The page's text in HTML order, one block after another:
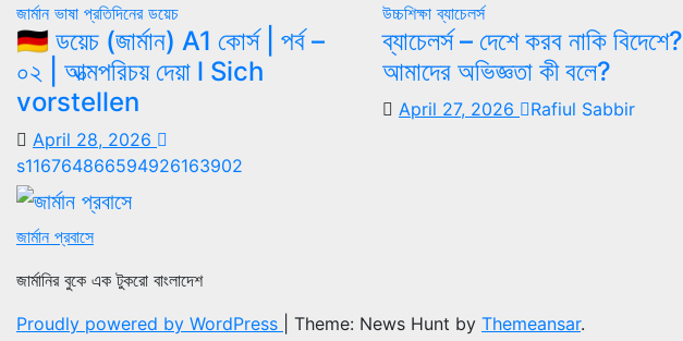
জার্মান ভাষা প্রতিদিনের ডয়েচ
🇩🇪 ডয়েচ (জার্মান) A1 কোর্স | পর্ব –
০২ | আত্মপরিচয় দেয়া l Sich
vorstellen
April 28, 2026
s116764866594926163902
উচ্চশিক্ষাব্যাচেলর্স
ব্যাচেলর্স – দেশে করব নাকি বিদেশে?
আমাদের অভিজ্ঞতা কী বলে?
April 27, 2026 Rafiul Sabbir
জার্মান প্রবাসে
জার্মানির বুকে এক টুকরো বাংলাদেশ
Proudly powered by WordPress
Theme: News Hunt by Themeansar.